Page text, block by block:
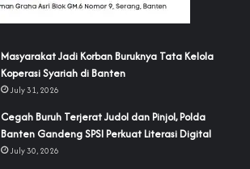
‎Masyarakat Jadi Korban Buruknya Tata Kelola
Koperasi Syariah di Banten
July 31, 2026
Cegah Buruh Terjerat Judol dan Pinjol, Polda
Banten Gandeng SPSI Perkuat Literasi Digital
July 30, 2026